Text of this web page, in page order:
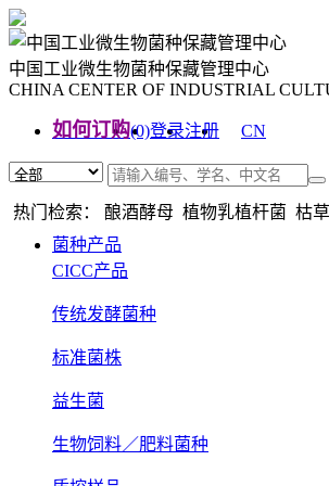
中国工业微生物菌种保藏管理中心
CHINA CENTER OF INDUSTRIAL
如何订购(0)登录注册
CN
热门检索： 酿酒酵母 植物乳植杆菌 枯
菌种产品
CICC产品
传统发酵菌种
标准菌株
益生菌
生物饲料／肥料菌种